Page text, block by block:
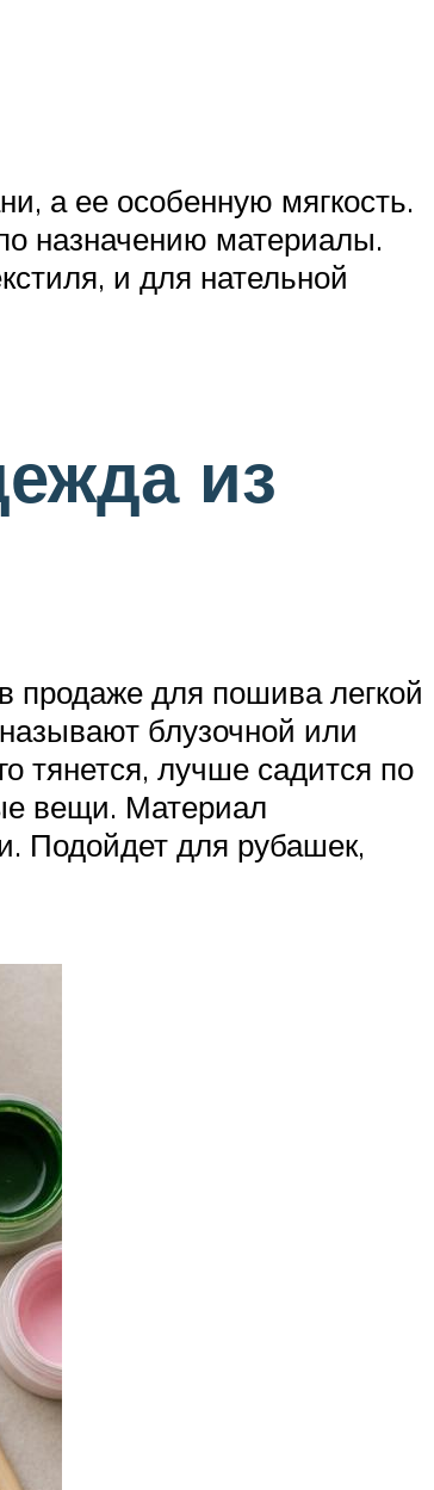
а ее особенную мягкость.
назначению материалы.
и для нательной
из
продаже для пошива легкой
блузочной или
тянется, лучше садится по
вещи. Материал
Подойдет для рубашек,